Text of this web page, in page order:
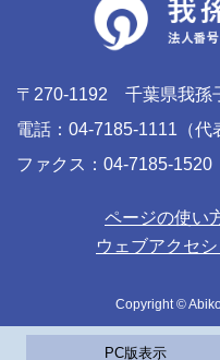
〒270-1192 千葉県我孫
電話：04-7185-1111（代
ファクス：04-7185-1520
ページの使い
ウェブアクセ
Copyright ©
PC版表示